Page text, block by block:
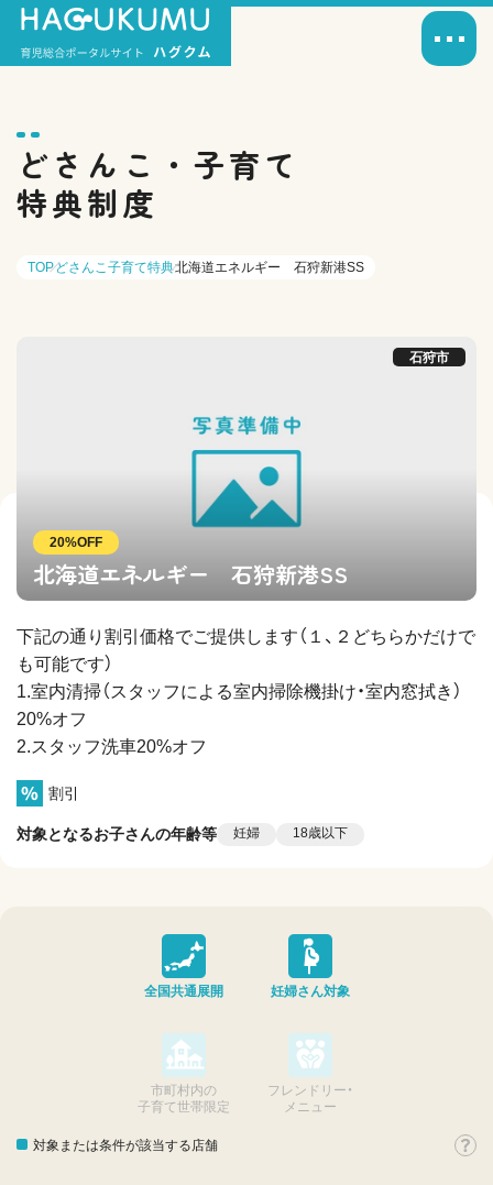
どさんこ・子育て
特典制度
TOPどさんこ子育て特典北海道エネルギー 石狩新港SS
石狩市
20%OFF
北海道エネルギー 石狩新港SS
下記の通り割引価格でご提供します（１、２どちらかだけで
も可能です）
1.室内清掃（スタッフによる室内掃除機掛け・室内窓拭き）
20%オフ
2.スタッフ洗車20%オフ
割引
対象となるお子さんの年齢等 妊婦 18歳以下
全国共通展開 妊婦さん対象
市町村内の
子育て世帯限定
フレンドリー・
メニュー
対象または条件が該当する店舗